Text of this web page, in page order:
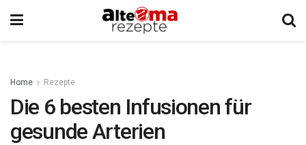
Home Rezepte
Die 6 besten Infusionen für
gesunde Arterien